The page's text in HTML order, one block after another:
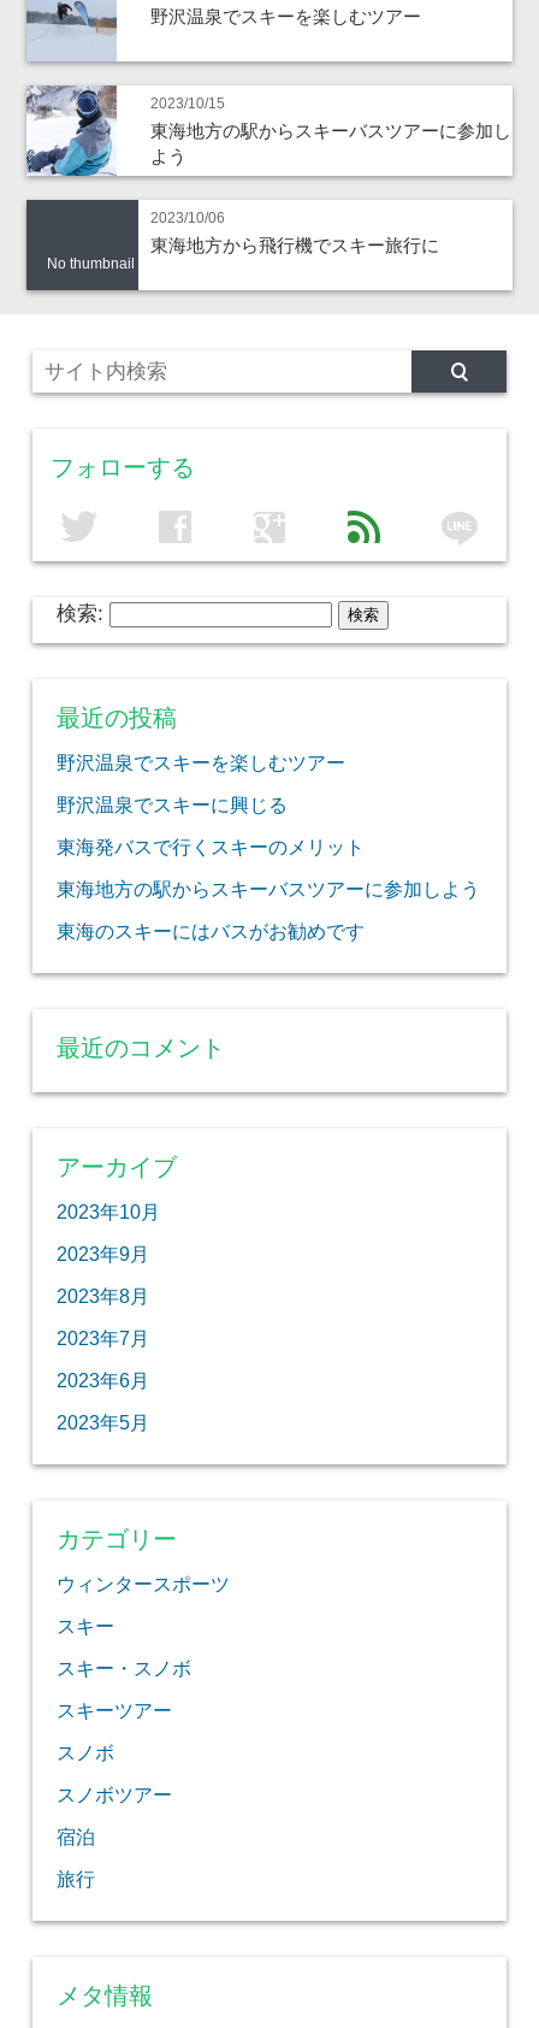
野沢温泉でスキーを楽しむツアー
2023/10/15
東海地方の駅からスキーバスツアーに参加し
よう
No thumbnail
2023/10/06
東海地方から飛行機でスキー旅行に
フォローする
twitter facebook google feed line
検索:
最近の投稿
野沢温泉でスキーを楽しむツアー
野沢温泉でスキーに興じる
東海発バスで行くスキーのメリット
東海地方の駅からスキーバスツアーに参加しよう
東海のスキーにはバスがお勧めです
最近のコメント
アーカイブ
2023年10月
2023年9月
2023年8月
2023年7月
2023年6月
2023年5月
カテゴリー
ウィンタースポーツ
スキー
スキー・スノボ
スキーツアー
スノボ
スノボツアー
宿泊
旅行
メタ情報